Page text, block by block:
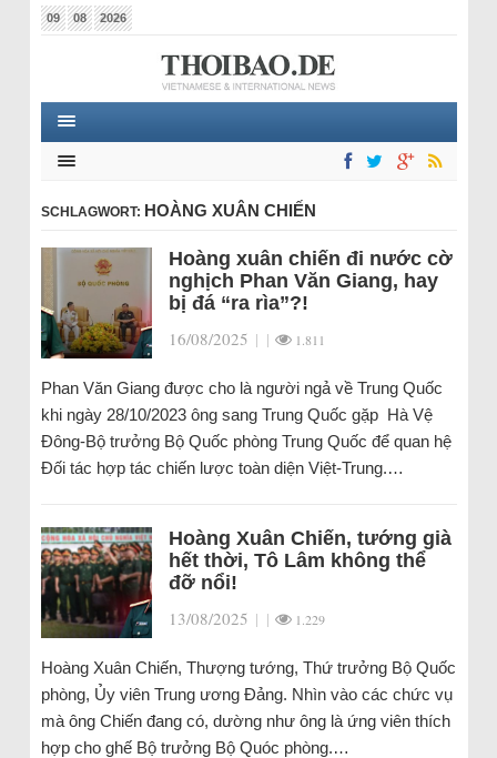
09 08 2026
SCHLAGWORT: HOÀNG XUÂN CHIẾN
Hoàng xuân chiến đi nước cờ
nghịch Phan Văn Giang, hay
bị đá “ra rìa”?!
16/08/2025 | | 1.811
Phan Văn Giang được cho là người ngả về Trung Quốc
khi ngày 28/10/2023 ông sang Trung Quốc gặp Hà Vệ
Đông-Bộ trưởng Bộ Quốc phòng Trung Quốc để quan hệ
Đối tác hợp tác chiến lược toàn diện Việt-Trung.…
Hoàng Xuân Chiến, tướng già
hết thời, Tô Lâm không thể
đỡ nổi!
13/08/2025 | | 1.229
Hoàng Xuân Chiến, Thượng tướng, Thứ trưởng Bộ Quốc
phòng, Ủy viên Trung ương Đảng. Nhìn vào các chức vụ
mà ông Chiến đang có, dường như ông là ứng viên thích
hợp cho ghế Bộ trưởng Bộ Quóc phòng.…